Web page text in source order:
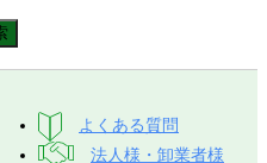
よくある質問
法人様・卸業者様